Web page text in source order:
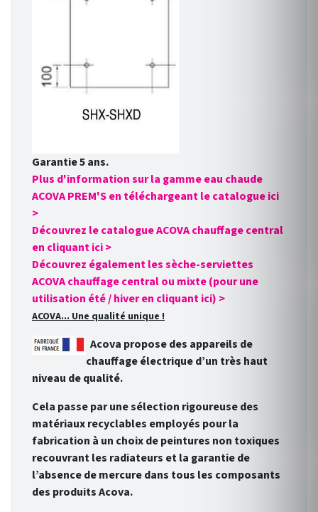
Garantie 5 ans.
Plus d'information sur la gamme eau chaude
ACOVA PREM'S en téléchargeant le catalogue ici
>
Découvrez le catalogue ACOVA chauffage central
en cliquant ici >
Découvrez également les sèche-serviettes
ACOVA chauffage central ou mixte (pour une
utilisation été / hiver en cliquant ici) >
ACOVA... Une qualité unique !
Acova propose des appareils de
chauffage électrique d’un très haut
niveau de qualité.
Cela passe par une sélection rigoureuse des
matériaux recyclables employés pour la
fabrication à un choix de peintures non toxiques
recouvrant les radiateurs et la garantie de
l’absence de mercure dans tous les composants
des produits Acova.